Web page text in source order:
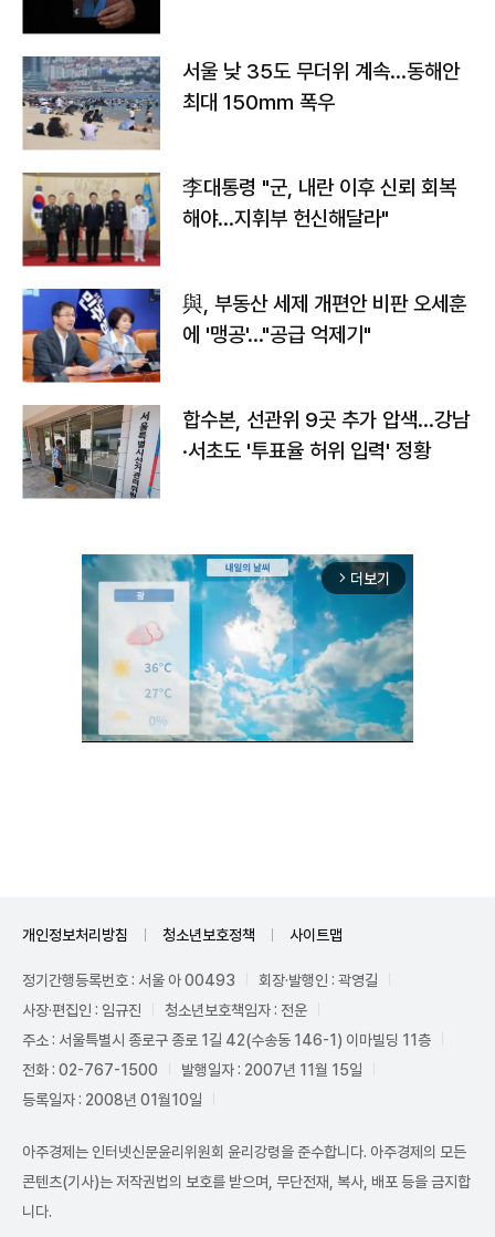
서울 낮 35도 무더위 계속…동해안
최대 150㎜ 폭우
李대통령 "군, 내란 이후 신뢰 회복
해야…지휘부 헌신해달라"
與, 부동산 세제 개편안 비판 오세훈
에 '맹공'…"공급 억제기"
합수본, 선관위 9곳 추가 압색…강남
·서초도 '투표율 허위 입력' 정황
arrow_forward_ios 더보기
개인정보처리방침 청소년보호정책 사이트맵
정기간행등록번호 : 서울 아 00493
회장·발행인 : 곽영길
사장·편집인 : 임규진
청소년보호책임자 : 전운
주소 : 서울특별시 종로구 종로 1길 42(수송동 146-1) 이마빌딩 11층
전화 : 02-767-1500
발행일자 : 2007년 11월 15일
등록일자 : 2008년 01월10일
아주경제는 인터넷신문윤리위원회 윤리강령을 준수합니다. 아주경제의 모든
콘텐츠(기사)는 저작권법의 보호를 받으며, 무단전재, 복사, 배포 등을 금지합
니다.